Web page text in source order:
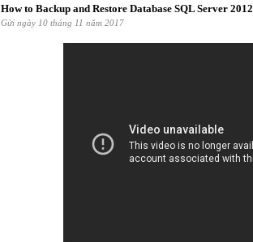
How to Backup and Restore Database SQL Server 2012
Gửi ngày 10 tháng 11 năm 2017